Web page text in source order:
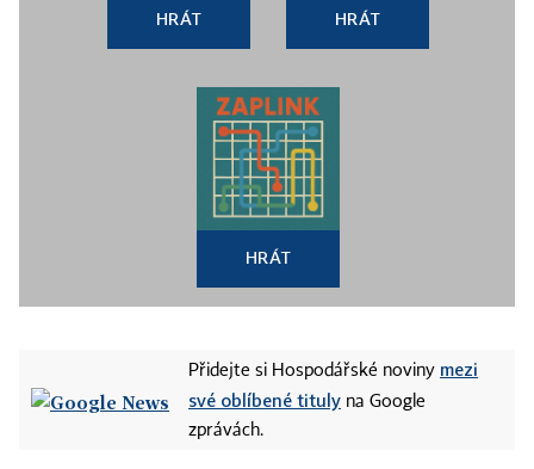
HRÁT HRÁT
HRÁT
Přidejte si Hospodářské noviny mezi
své oblíbené tituly na Google
zprávách.